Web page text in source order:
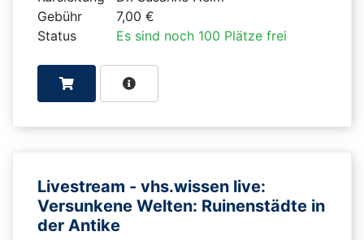
Gebühr
7,00 €
Status
Es sind noch 100 Plätze frei
Livestream - vhs.wissen live:
Versunkene Welten: Ruinenstädte in
der Antike